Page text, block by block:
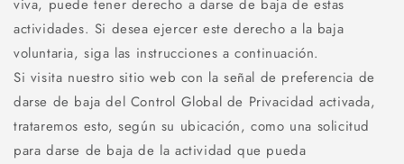
viva, puede tener derecho a darse de baja de estas
actividades. Si desea ejercer este derecho a la baja
voluntaria, siga las instrucciones a continuación.
Si visita nuestro sitio web con la señal de preferencia de
darse de baja del Control Global de Privacidad activada,
trataremos esto, según su ubicación, como una solicitud
para darse de baja de la actividad que pueda